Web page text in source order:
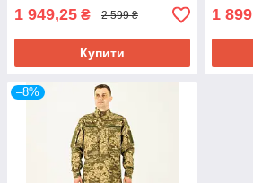
1 949,25 ₴ 2 599 ₴
Купити
1 899
–8%